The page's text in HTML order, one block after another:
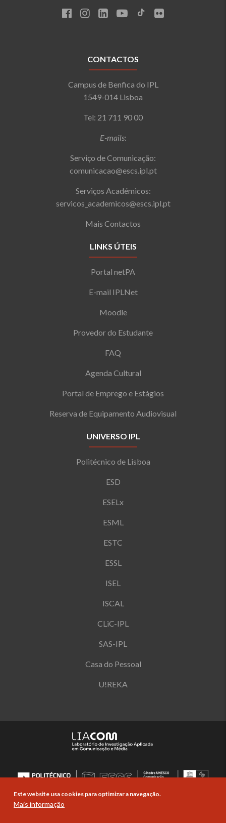
CONTACTOS
Campus de Benfica do IPL
1549-014 Lisboa
Tel: 21 711 90 00
E-mails:
Serviço de Comunicação:
comunicacao@escs.ipl.pt
Serviços Académicos:
servicos_academicos@escs.ipl.pt
Mais Contactos
LINKS ÚTEIS
Portal netPA
E-mail IPLNet
Moodle
Provedor do Estudante
FAQ
Agenda Cultural
Portal de Emprego e Estágios
Reserva de Equipamento Audiovisual
UNIVERSO IPL
Politécnico de Lisboa
ESD
ESELx
ESML
ESTC
ESSL
ISEL
ISCAL
CLiC-IPL
SAS-IPL
Casa do Pessoal
U!REKA
Este website usa cookies para optimizar a navegação.
Mais informação